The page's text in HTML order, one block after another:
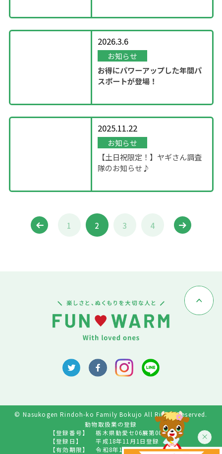
2026.3.6
お知らせ
お得にパワーアップした年間パ
スポートが登場！
2025.11.22
お知らせ
【土日祝限定！】ヤギさん調査
隊のお知らせ♪
1 2 3 4
© Nasukogen Rindoh-ko Family Bokujo All Rights Reserved.
動物取扱業の登録
【登録番号】
栃木県動愛セ06展第009号
【登録日】
平成18年11月1日登録
【有効期限】
令和8年10月31日